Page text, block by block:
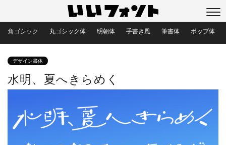
角ゴシック 丸ゴシック体 明朝体 手書き風 筆書体 ポップ体
デザイン書体
水明、夏へきらめく